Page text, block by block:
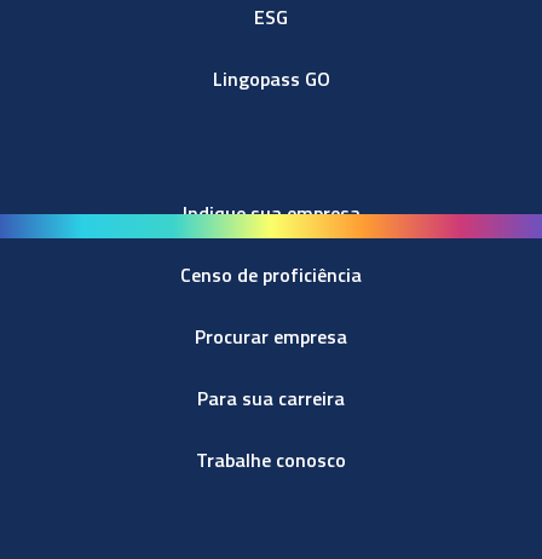
ESG
Lingopass GO
Indique sua empresa
Censo de proficiência
Procurar empresa
Para sua carreira
Trabalhe conosco